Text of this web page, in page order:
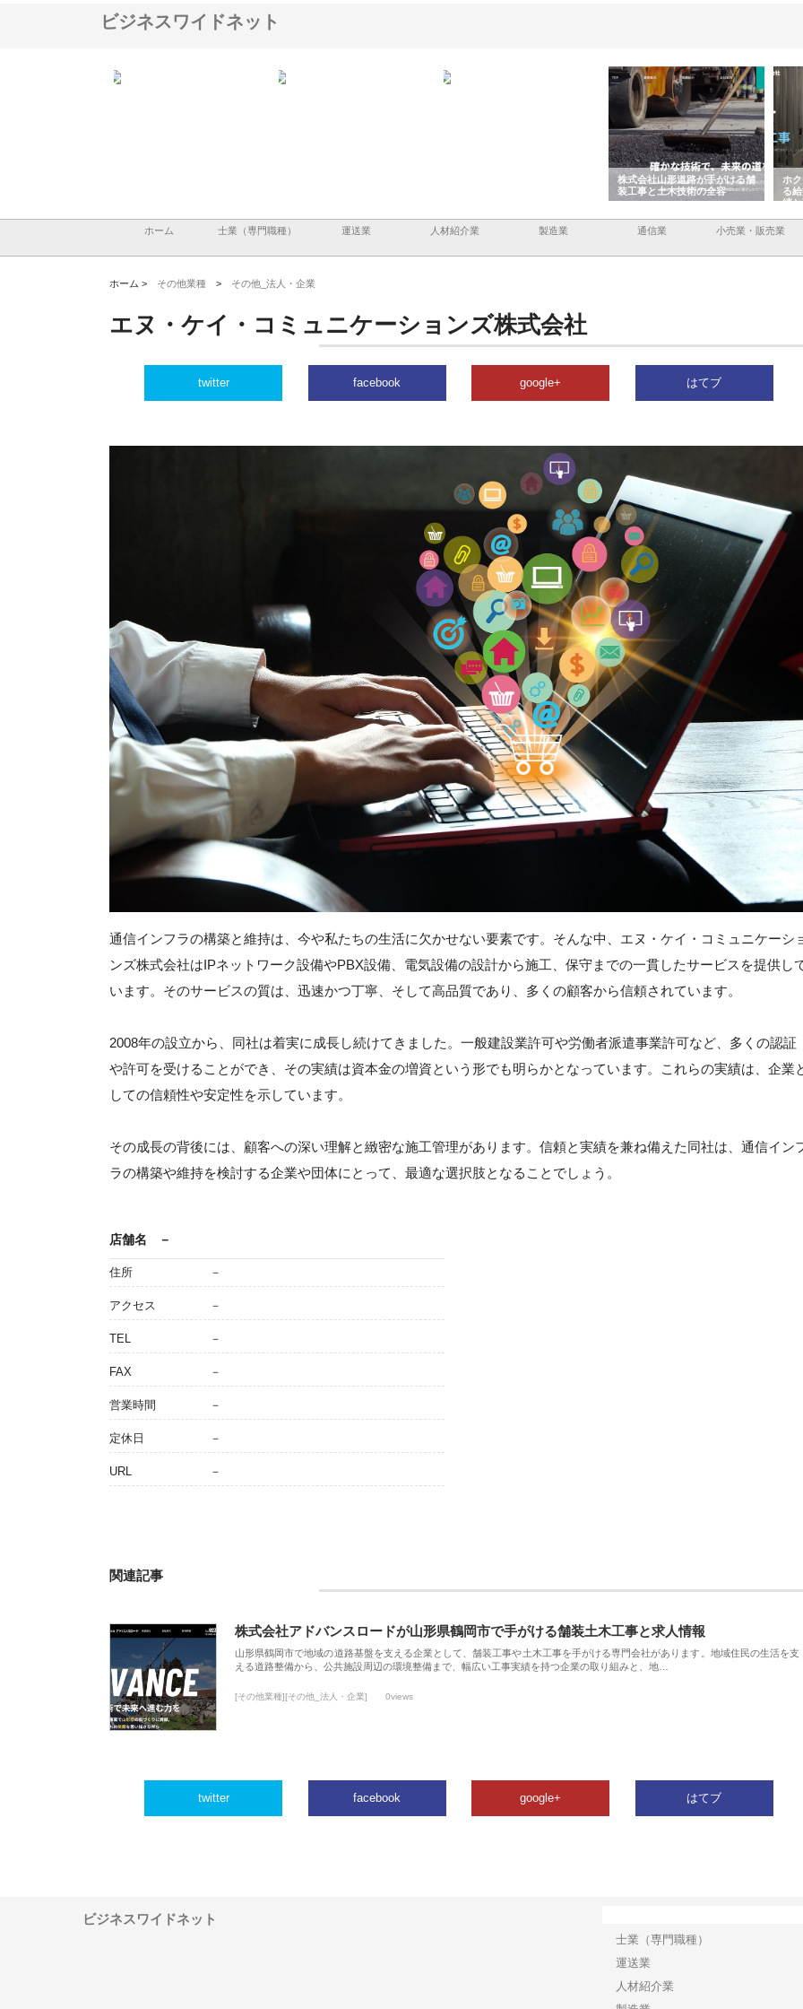
ビジネスワイドネット
株式会社山形道路が手がける舗
装工事と土木技術の全容
ホ
る
績
ホーム 士業（専門職種） 運送業 人材紹介業 製造業 通信業 小売業・販売業
ホーム > その他業種 > その他_法人・企業
エヌ・ケイ・コミュニケーションズ株式会社
twitter facebook google+ はてブ
通信インフラの構築と維持は、今や私たちの生活に欠かせない要素です。そんな中、エヌ・ケイ・コミュニケーシ
ンズ株式会社はIPネットワーク設備やPBX設備、電気設備の設計から施工、保守までの一貫したサービスを提供し
います。そのサービスの質は、迅速かつ丁寧、そして高品質であり、多くの顧客から信頼されています。
2008年の設立から、同社は着実に成長し続けてきました。一般建設業許可や労働者派遣事業許可など、多くの認証
や許可を受けることができ、その実績は資本金の増資という形でも明らかとなっています。これらの実績は、企業
しての信頼性や安定性を示しています。
その成長の背後には、顧客への深い理解と緻密な施工管理があります。信頼と実績を兼ね備えた同社は、通信イン
ラの構築や維持を検討する企業や団体にとって、最適な選択肢となることでしょう。
店舗名 －
住所 －
アクセス －
TEL －
FAX －
営業時間 －
定休日 －
URL －
関連記事
株式会社アドバンスロードが山形県鶴岡市で手がける舗装土木工事と求人情報
山形県鶴岡市で地域の道路基盤を支える企業として、舗装工事や土木工事を手がける専門会社があります。地域住民の生活を支
える道路整備から、公共施設周辺の環境整備まで、幅広い工事実績を持つ企業の取り組みと、地…
[その他業種][その他_法人・企業] 0views
twitter facebook google+ はてブ
ビジネスワイドネット
士業（専門職種）
運送業
人材紹介業